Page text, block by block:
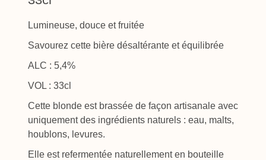
Lumineuse, douce et fruitée
Savourez cette bière désaltérante et équilibrée
ALC : 5,4%
VOL : 33cl
Cette blonde est brassée de façon artisanale avec
uniquement des ingrédients naturels : eau, malts,
houblons, levures.
Elle est refermentée naturellement en bouteille